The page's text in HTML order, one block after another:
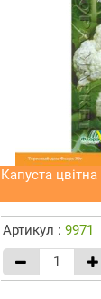
Капуста
Артикул : 9971